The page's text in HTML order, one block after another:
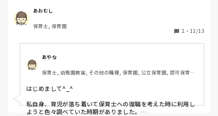
があることを知りました。
利用されて復帰された方、また職場で利用された方はいらっ
あおむし
保育士, 保育園
2 ・ 11/13
あやな
保育士, 幼稚園教諭, その他の職種, 保育園, 公立保育園, 認可保育園,
はじめまして^_^
私自身、育児が落ち着いて保育士への復職を考えた時に利用し
ようと色々調べていた時期がありました。